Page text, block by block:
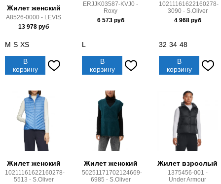
Жилет женский
A8526-0000 - LEVIS
13 978 руб
M S XS
В
корзину
ERJJK03587-KVJ0 -
Roxy
6 573руб
L
В
корзину
10211161622160278-
3090 - S.Oliver
4 968руб
32 34 48
В
корзину
Жилет женский
10211161622160278-
5513 - S.Oliver
Жилет женский
50251171702124669-
6985 - S.Oliver
Жилет взрослый
1375456-001 -
Under Armour